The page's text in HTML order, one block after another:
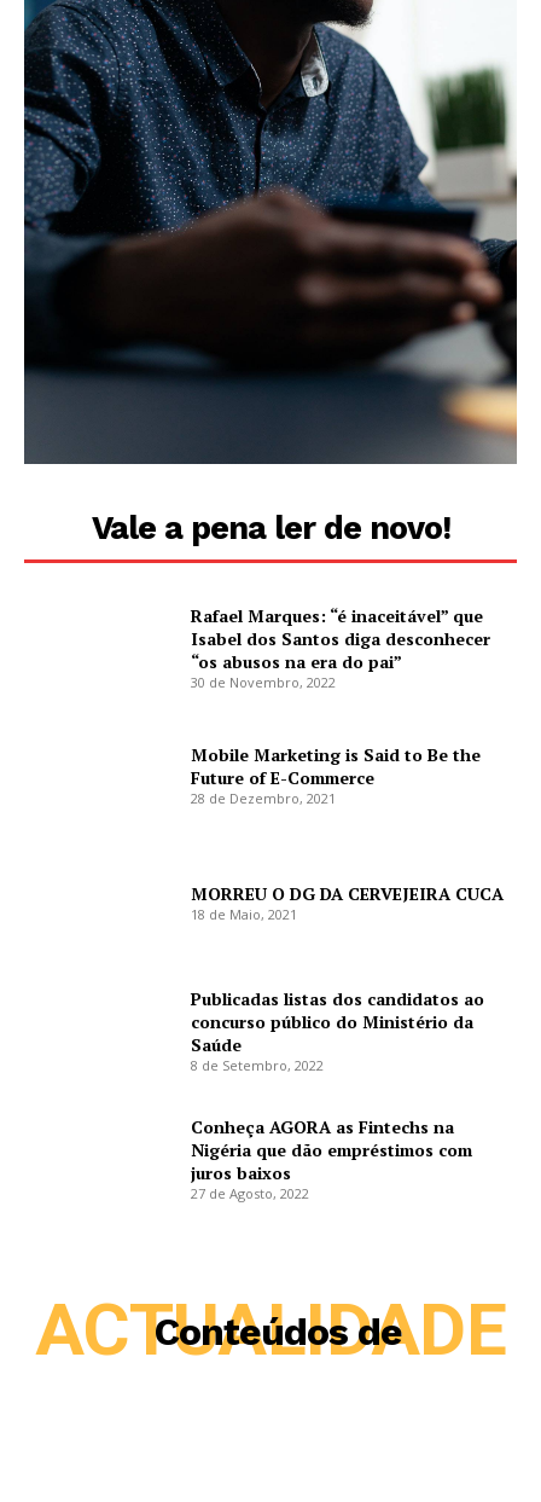
Vale a pena ler de novo!
Rafael Marques: “é inaceitável” que
Isabel dos Santos diga desconhecer
“os abusos na era do pai”
30 de Novembro, 2022
Mobile Marketing is Said to Be the
Future of E-Commerce
28 de Dezembro, 2021
MORREU O DG DA CERVEJEIRA CUCA
18 de Maio, 2021
Publicadas listas dos candidatos ao
concurso público do Ministério da
Saúde
8 de Setembro, 2022
Conheça AGORA as Fintechs na
Nigéria que dão empréstimos com
juros baixos
27 de Agosto, 2022
Conteúdos de
ACTUALIDADE